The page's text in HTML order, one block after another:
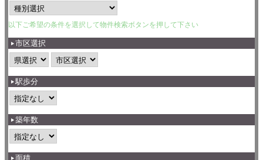
以下ご希望の条件を選択して物件検索ボタンを押して下さい
市区選択
駅歩分
築年数
面積